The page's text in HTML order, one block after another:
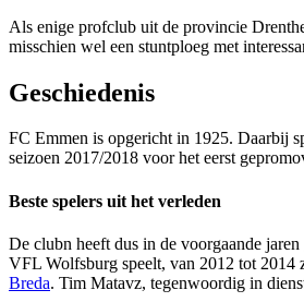
Als enige profclub uit de provincie
misschien wel een stuntploeg met
Geschiedenis
FC Emmen is opgericht in 1925. Daarbij
seizoen 2017/2018 voor het eerst
Beste spelers uit het verleden
De clubn heeft dus in de voorgaande
VFL Wolfsburg speelt, van 2012 tot 2014
Breda. Tim Matavz, tegenwoordig in